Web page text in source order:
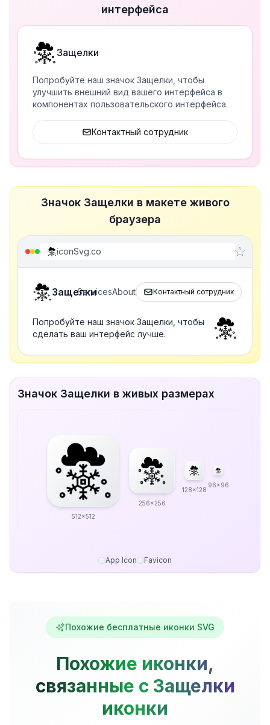
интерфейса
Защелки
Попробуйте наш значок Защелки, чтобы
улучшить внешний вид вашего интерфейса в
компонентах пользовательского интерфейса.
Контактный сотрудник
Значок Защелки в макете живого
браузера
iconSvg.co
Защелки
ServicesAbout Контактный сотрудник
Попробуйте наш значок Защелки, чтобы
сделать ваш интерфейс лучше.
Значок Защелки в живых размерах
512x512
256x256
128x128
96x96
App Icon Favicon
Похожие бесплатные иконки SVG
Похожие иконки,
связанные с Защелки
иконки